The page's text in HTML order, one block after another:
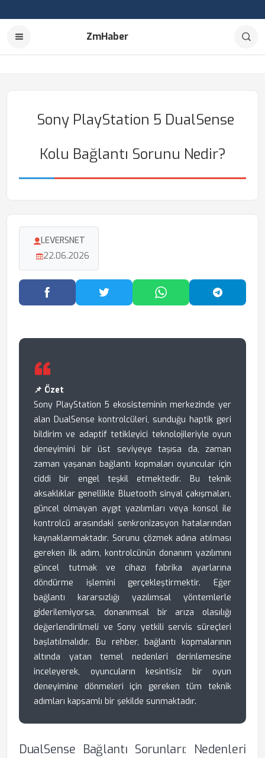
ZmHaber
Sony PlayStation 5 DualSense
Kolu Bağlantı Sorunu Nedir?
LEVERSNET
22.06.2026
Facebook'ta PaylaşTwitter'da PaylaşWhatsApp'ta Paylaş
📌 Özet
Sony PlayStation 5 ekosisteminin merkezinde yer
alan DualSense kontrolcüleri, sunduğu haptik geri
bildirim ve adaptif tetikleyici teknolojileriyle oyun
deneyimini bir üst seviyeye taşısa da, zaman
zaman yaşanan bağlantı kopmaları oyuncular için
ciddi bir engel teşkil etmektedir. Bu teknik
aksaklıklar genellikle Bluetooth sinyal çakışmaları,
güncel olmayan aygıt yazılımları veya konsol ile
kontrolcü arasındaki senkronizasyon hatalarından
kaynaklanmaktadır. Sorunu çözmek adına atılması
gereken ilk adım, kontrolcünün donanım yazılımını
güncel tutmak ve cihazı fabrika ayarlarına
döndürme işlemini gerçekleştirmektir. Eğer
bağlantı kararsızlığı yazılımsal yöntemlerle
giderilemiyorsa, donanımsal bir arıza olasılığı
değerlendirilmeli ve Sony yetkili servis süreçleri
başlatılmalıdır. Bu rehber, bağlantı kopmalarının
altında yatan temel nedenleri derinlemesine
inceleyerek, oyuncuların kesintisiz bir oyun
deneyimine dönmeleri için gereken tüm teknik
adımları kapsamlı bir şekilde sunmaktadır.
DualSense Bağlantı Sorunları: Nedenleri